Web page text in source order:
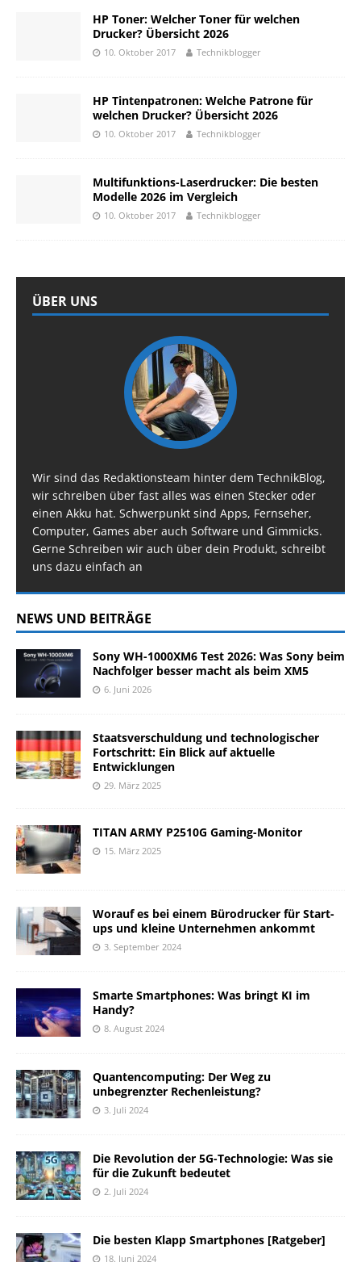
HP Toner: Welcher Toner für welchen
Drucker? Übersicht 2026
10. Oktober 2017 Technikblogger
HP Tintenpatronen: Welche Patrone für
welchen Drucker? Übersicht 2026
10. Oktober 2017 Technikblogger
Multifunktions-Laserdrucker: Die besten
Modelle 2026 im Vergleich
10. Oktober 2017 Technikblogger
ÜBER UNS
Wir sind das Redaktionsteam hinter dem TechnikBlog,
wir schreiben über fast alles was einen Stecker oder
einen Akku hat. Schwerpunkt sind Apps, Fernseher,
Computer, Games aber auch Software und Gimmicks.
Gerne Schreiben wir auch über dein Produkt, schreibt
uns dazu einfach an
NEWS UND BEITRÄGE
Sony WH-1000XM6 Test 2026: Was Sony beim
Nachfolger besser macht als beim XM5
6. Juni 2026
Staatsverschuldung und technologischer
Fortschritt: Ein Blick auf aktuelle
Entwicklungen
29. März 2025
TITAN ARMY P2510G Gaming-Monitor
15. März 2025
Worauf es bei einem Bürodrucker für Start-
ups und kleine Unternehmen ankommt
3. September 2024
Smarte Smartphones: Was bringt KI im
Handy?
8. August 2024
Quantencomputing: Der Weg zu
unbegrenzter Rechenleistung?
3. Juli 2024
Die Revolution der 5G-Technologie: Was sie
für die Zukunft bedeutet
2. Juli 2024
Die besten Klapp Smartphones [Ratgeber]
18. Juni 2024